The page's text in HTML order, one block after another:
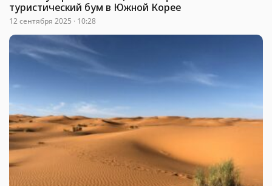
туристический бум в Южной Корее
12 сентября 2025 · 10:28